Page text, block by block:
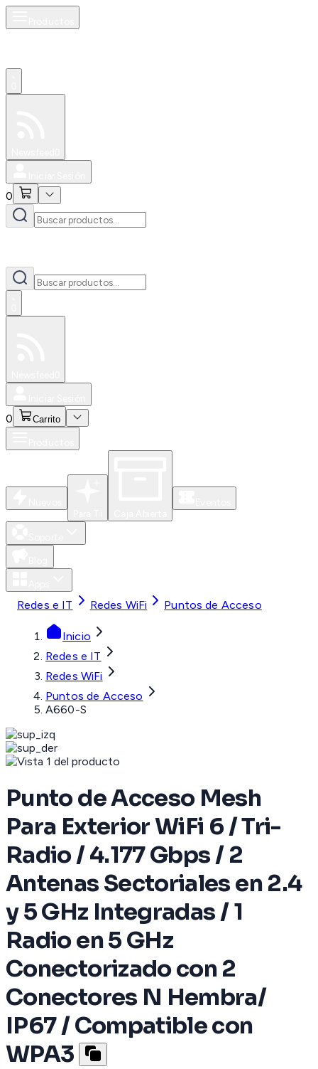
0
0 Carrito
Redes e IT Redes WiFi Puntos de Acceso
Inicio
Redes e IT
Redes WiFi
Puntos de Acceso
A660-S
Punto de Acceso Mesh
Para Exterior WiFi 6 / Tri-
Radio / 4.177 Gbps / 2
Antenas Sectoriales en 2.4
y 5 GHz Integradas / 1
Radio en 5 GHz
Conectorizado con 2
Conectores N Hembra/
IP67 / Compatible con
WPA3